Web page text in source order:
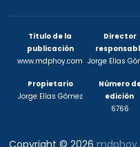
Titulo de la
publicación
www.mdphoy.com
Propietario
Jorge Elías Gómez
Director
Jorge Elías
Número
edición
6766
Copyright © 2026